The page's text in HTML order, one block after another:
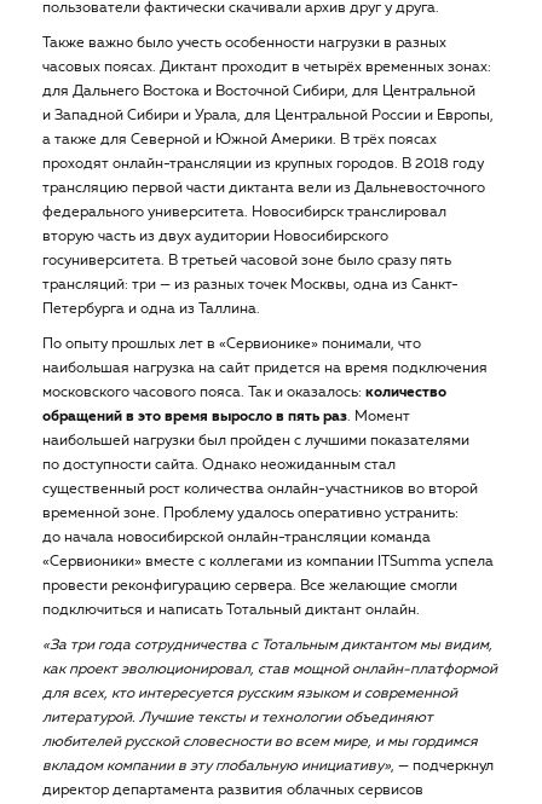
пользователи фактически скачивали архив друг у друга.
Также важно было учесть особенности нагрузки в разных
часовых поясах. Диктант проходит в четырёх временных зонах:
для Дальнего Востока и Восточной Сибири, для Центральной
и Западной Сибири и Урала, для Центральной России и Европы,
а также для Северной и Южной Америки. В трёх поясах
проходят онлайн-трансляции из крупных городов. В 2018 году
трансляцию первой части диктанта вели из Дальневосточного
федерального университета. Новосибирск транслировал
вторую часть из двух аудитории Новосибирского
госуниверситета. В третьей часовой зоне было сразу пять
трансляций: три — из разных точек Москвы, одна из Санкт-
Петербурга и одна из Таллина.
По опыту прошлых лет в «Сервионике» понимали, что
наибольшая нагрузка на сайт придется на время подключения
московского часового пояса. Так и оказалось: количество
обращений в это время выросло в пять раз. Момент
наибольшей нагрузки был пройден с лучшими показателями
по доступности сайта. Однако неожиданным стал
существенный рост количества онлайн-участников во второй
временной зоне. Проблему удалось оперативно устранить:
до начала новосибирской онлайн-трансляции команда
«Сервионики» вместе с коллегами из компании ITSumma успела
провести реконфигурацию сервера. Все желающие смогли
подключиться и написать Тотальный диктант онлайн.
«За три года сотрудничества с Тотальным диктантом мы видим,
как проект эволюционировал, став мощной онлайн-платформой
для всех, кто интересуется русским языком и современной
литературой. Лучшие тексты и технологии объединяют
любителей русской словесности во всем мире, и мы гордимся
вкладом компании в эту глобальную инициативу», — подчеркнул
директор департамента развития облачных сервисов